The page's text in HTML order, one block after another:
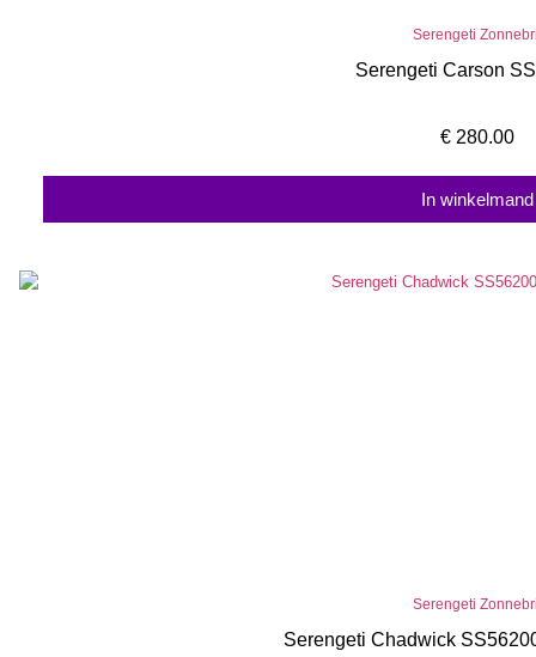
Serengeti
Serengeti Carson
€ 280.00
In winkelmand
Serengeti
Serengeti Chadwick